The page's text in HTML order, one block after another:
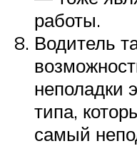
работы.
Водитель
неполадки
типа,
самый